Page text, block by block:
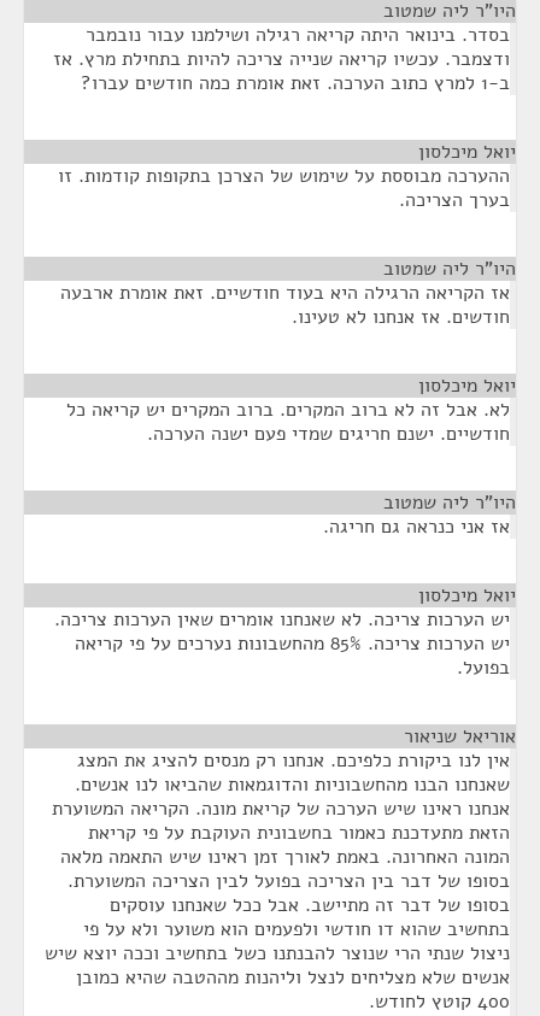
היו"ר ליה שמטוב
בסדר. בינואר היתה קריאה רגילה ושילמנו עבור נובמבר
ודצמבר. עכשיו קריאה שנייה צריכה להיות בתחילת מרץ. אז
ב-1 למרץ כתוב הערכה. זאת אומרת כמה חודשים עברו?
יואל מיכלסון
ההערכה מבוססת על שימוש של הצרכן בתקופות קודמות. זו
בערך הצריכה.
היו"ר ליה שמטוב
אז הקריאה הרגילה היא בעוד חודשיים. זאת אומרת ארבעה
חודשים. אז אנחנו לא טעינו.
יואל מיכלסון
לא. אבל זה לא ברוב המקרים. ברוב המקרים יש קריאה כל
חודשיים. ישנם חריגים שמדי פעם ישנה הערכה.
היו"ר ליה שמטוב
אז אני כנראה גם חריגה.
יואל מיכלסון
יש הערכות צריכה. לא שאנחנו אומרים שאין הערכות צריכה.
יש הערכות צריכה. 85% מהחשבונות נערכים על פי קריאה
בפועל.
אוריאל שניאור
אין לנו ביקורת כלפיכם. אנחנו רק מנסים להציג את המצג
שאנחנו הבנו מהחשבוניות והדוגמאות שהביאו לנו אנשים.
אנחנו ראינו שיש הערכה של קריאת מונה. הקריאה המשוערת
הזאת מתעדכנת כאמור בחשבונית העוקבת על פי קריאת
המונה האחרונה. באמת לאורך זמן ראינו שיש התאמה מלאה
בסופו של דבר בין הצריכה בפועל לבין הצריכה המשוערת.
בסופו של דבר זה מתיישב. אבל ככל שאנחנו עוסקים
בתחשיב שהוא דו חודשי ולפעמים הוא משוער ולא על פי
ניצול שנתי הרי שנוצר להבנתנו כשל בתחשיב וככה יוצא שיש
אנשים שלא מצליחים לנצל וליהנות מההטבה שהיא כמובן
400 קוטץ לחודש.